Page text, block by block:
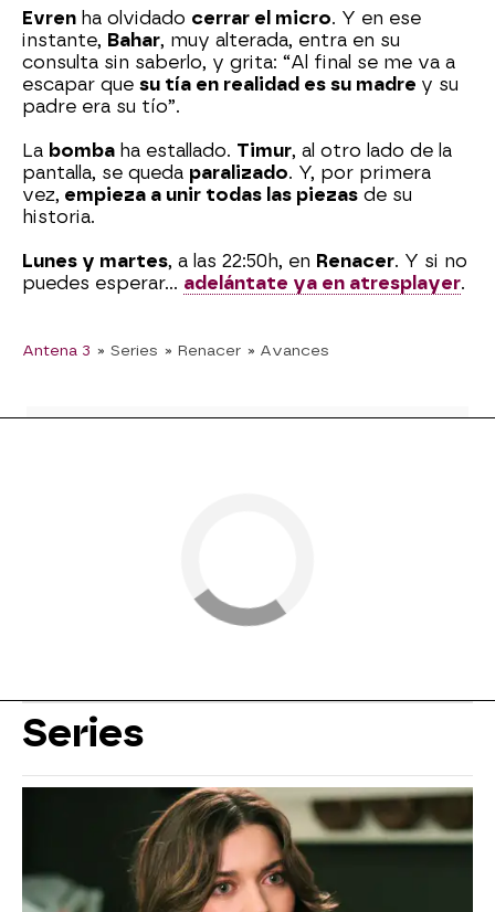
Evren ha olvidado cerrar el micro. Y en ese
instante, Bahar, muy alterada, entra en su
consulta sin saberlo, y grita: “Al final se me va a
escapar que su tía en realidad es su madre y su
padre era su tío”.
La bomba ha estallado. Timur, al otro lado de la
pantalla, se queda paralizado. Y, por primera
vez, empieza a unir todas las piezas de su
historia.
Lunes y martes, a las 22:50h, en Renacer. Y si no
puedes esperar… adelántate ya en atresplayer.
Antena 3 » Series » Renacer » Avances
Series